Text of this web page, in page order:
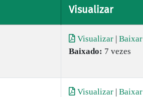
Visualizar
Visualizar | Baixar
Baixado: 7 vezes
Visualizar | Baixar